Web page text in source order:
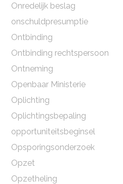
Onredelijk beslag
onschuldpresumptie
Ontbinding
Ontbinding rechtspersoon
Ontneming
Openbaar Ministerie
Oplichting
Oplichtingsbepaling
opportuniteitsbeginsel
Opsporingsonderzoek
Opzet
Opzetheling